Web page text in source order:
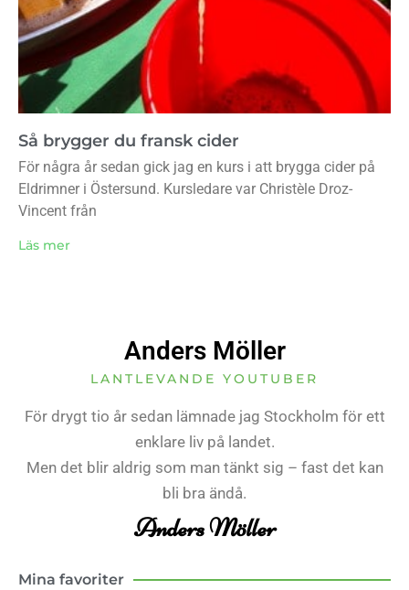
Så brygger du fransk cider
För några år sedan gick jag en kurs i att brygga cider på
Eldrimner i Östersund. Kursledare var Christèle Droz-
Vincent från
Läs mer
Anders Möller
LANTLEVANDE YOUTUBER
För drygt tio år sedan lämnade jag Stockholm för ett
enklare liv på landet.
Men det blir aldrig som man tänkt sig – fast det kan
bli bra ändå.
Anders Möller
Mina favoriter